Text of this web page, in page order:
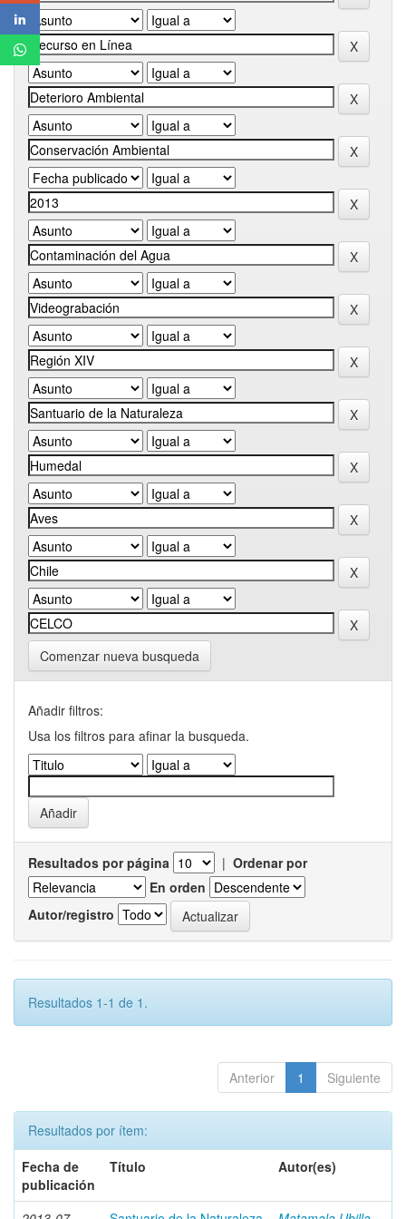
Comenzar nueva busqueda
Añadir filtros:
Usa los filtros para afinar la busqueda.
Resultados por página | Ordenar por
En orden
Autor/registro
Resultados 1-1 de 1.
Anterior 1 Siguiente
Resultados por ítem:
Fecha de
publicación
Título Autor(es)